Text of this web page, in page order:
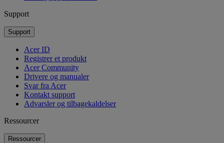
Support
Support
Acer ID
Registrer et produkt
Acer Community
Drivere og manualer
Svar fra Acer
Kontakt support
Advarsler og tilbagekaldelser
Ressourcer
Ressourcer